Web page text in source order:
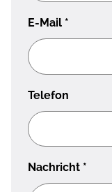
E-Mail *
Telefon
Nachricht *